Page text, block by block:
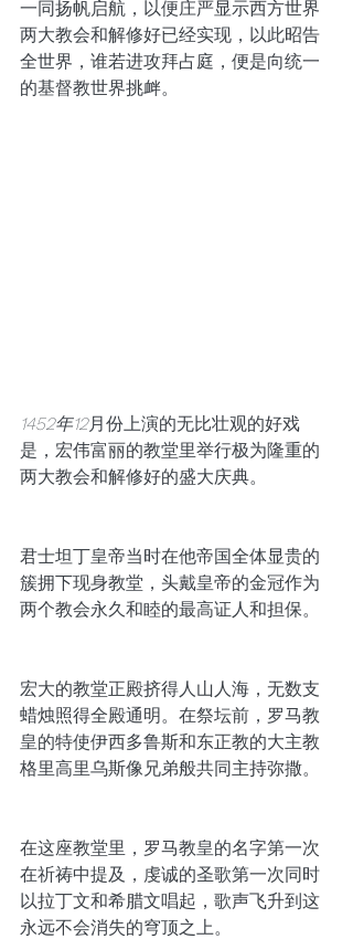
一同扬帆启航，以便庄严显示西方世界
两大教会和解修好已经实现，以此昭告
全世界，谁若进攻拜占庭，便是向统一
的基督教世界挑衅。
1452年12月份上演的无比壮观的好戏
是，宏伟富丽的教堂里举行极为隆重的
两大教会和解修好的盛大庆典。
君士坦丁皇帝当时在他帝国全体显贵的
簇拥下现身教堂，头戴皇帝的金冠作为
两个教会永久和睦的最高证人和担保。
宏大的教堂正殿挤得人山人海，无数支
蜡烛照得全殿通明。在祭坛前，罗马教
皇的特使伊西多鲁斯和东正教的大主教
格里高里乌斯像兄弟般共同主持弥撒。
在这座教堂里，罗马教皇的名字第一次
在祈祷中提及，虔诚的圣歌第一次同时
以拉丁文和希腊文唱起，歌声飞升到这
永远不会消失的穹顶之上。